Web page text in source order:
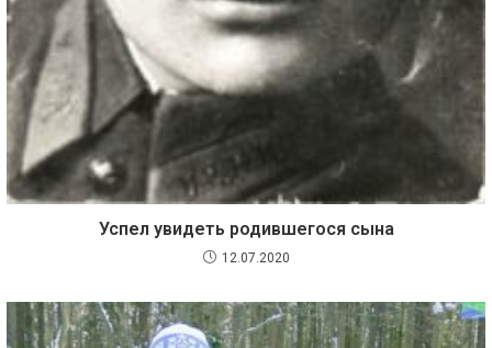
Успел увидеть родившегося сына
12.07.2020